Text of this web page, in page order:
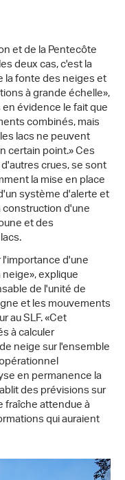
et de la Pentecôte
deux cas, c'est la
la fonte des neiges et
à grande échelle»,
évidence le fait que
combinés, mais
lacs ne peuvent
certain point.» Ces
crues, se sont
la mise en place
système d'alerte et
d'une
et des
d'une
explique
de l'unité de
et les mouvements
au SLF. «Cet
à calculer
neige sur l'ensemble
en permanence la
des prévisions sur
fraîche attendue à
qui auraient